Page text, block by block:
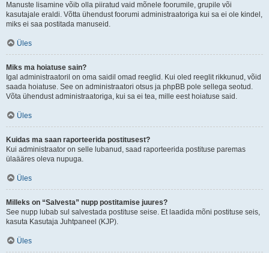
Manuste lisamine võib olla piiratud vaid mõnele foorumile, grupile või
kasutajale eraldi. Võtta ühendust foorumi administraatoriga kui sa ei ole kindel,
miks ei saa postitada manuseid.
Üles
Miks ma hoiatuse sain?
Igal administraatoril on oma saidil omad reeglid. Kui oled reeglit rikkunud, võid
saada hoiatuse. See on administraatori otsus ja phpBB pole sellega seotud.
Võta ühendust administraatoriga, kui sa ei tea, mille eest hoiatuse said.
Üles
Kuidas ma saan raporteerida postitusest?
Kui administraator on selle lubanud, saad raporteerida postituse paremas
ülaääres oleva nupuga.
Üles
Milleks on “Salvesta” nupp postitamise juures?
See nupp lubab sul salvestada postituse seise. Et laadida mõni postituse seis,
kasuta Kasutaja Juhtpaneel (KJP).
Üles